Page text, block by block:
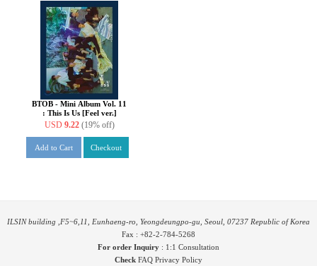
BTOB - Mini Album Vol. 11
: This Is Us [Feel ver.]
USD 9.22 (19% off)
Add to Cart Checkout
ILSIN building ,F5~6,11, Eunhaeng-ro, Yeongdeungpo-gu, Seoul, 07237 Republic of Korea
Fax : +82-2-784-5268
For order Inquiry : 1:1 Consultation
Check FAQ Privacy Policy